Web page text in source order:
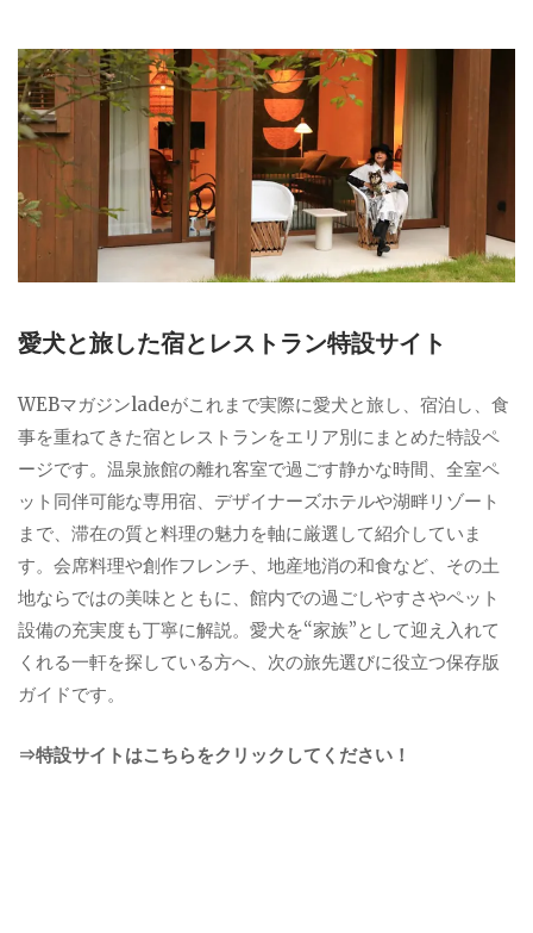
愛犬と旅した宿とレストラン特設サイト
WEBマガジンladeがこれまで実際に愛犬と旅し、宿泊し、食
事を重ねてきた宿とレストランをエリア別にまとめた特設ペ
ージです。温泉旅館の離れ客室で過ごす静かな時間、全室ペ
ット同伴可能な専用宿、デザイナーズホテルや湖畔リゾート
まで、滞在の質と料理の魅力を軸に厳選して紹介していま
す。会席料理や創作フレンチ、地産地消の和食など、その土
地ならではの美味とともに、館内での過ごしやすさやペット
設備の充実度も丁寧に解説。愛犬を“家族”として迎え入れて
くれる一軒を探している方へ、次の旅先選びに役立つ保存版
ガイドです。
⇒特設サイトはこちらをクリックしてください！